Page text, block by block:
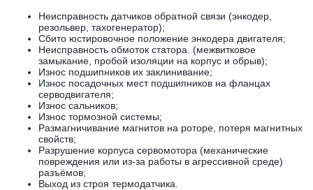
Неисправность датчиков обратной связи (энкодер,
резольвер, тахогенератор);
Сбито юстировочное положение энкодера двигателя;
Неисправность обмоток статора. (межвитковое
замыкание, пробой изоляции на корпус и обрыв);
Износ подшипников их заклинивание;
Износ посадочных мест подшипников на фланцах
серводвигателя;
Износ сальников;
Износ тормозной системы;
Размагничивание магнитов на роторе, потеря магнитных
свойств;
Разрушение корпуса сервомотора (механические
повреждения или из-за работы в агрессивной среде)
разъёмов;
Выход из строя термодатчика.